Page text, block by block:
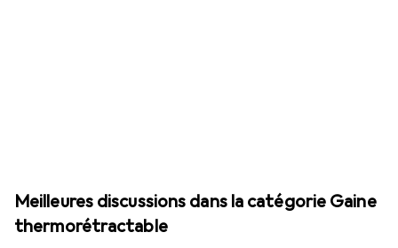
Meilleures discussions dans la catégorie Gaine
thermorétractable